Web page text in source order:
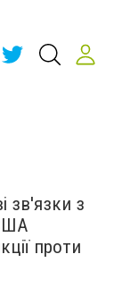
зв'язки з
проти